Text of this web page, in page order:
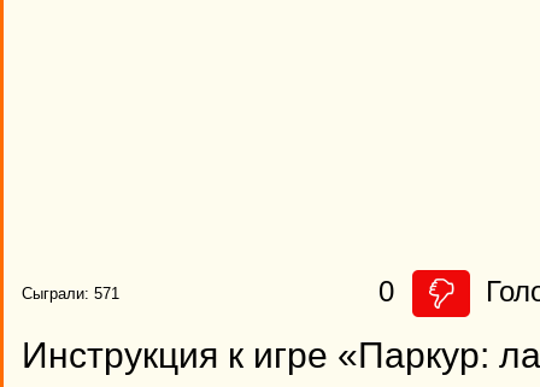
Сыграли: 571 0
Инструкция к игре «Паркур: